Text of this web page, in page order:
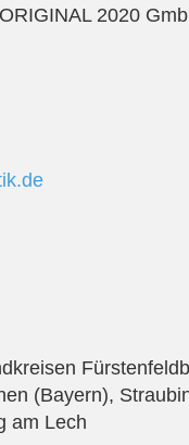
2020
(Bayern),
am Lech